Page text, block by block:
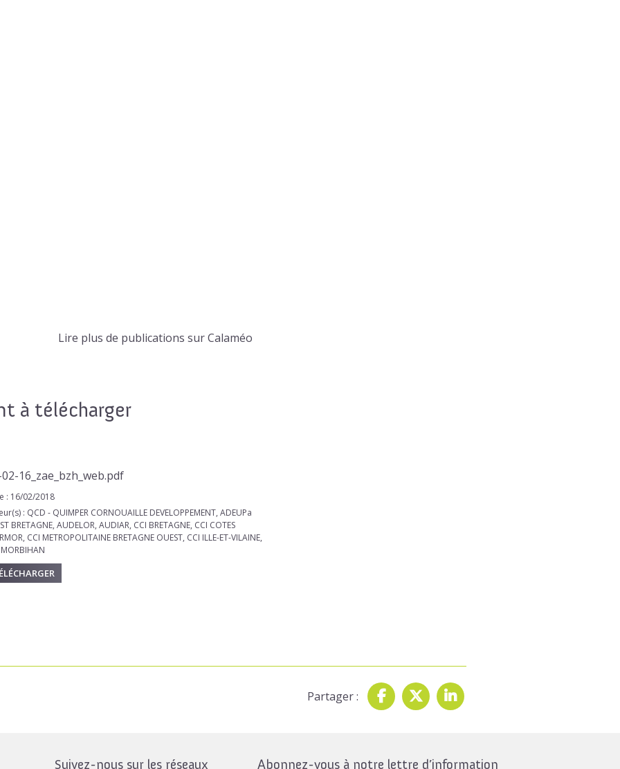
Lire plus de publications sur Calaméo
à télécharger
02-16_zae_bzh_web.pdf
: 16/02/2018
: QCD - QUIMPER CORNOUAILLE DEVELOPPEMENT, ADEUPa
BRETAGNE, AUDELOR, AUDIAR, CCI BRETAGNE, CCI COTES
CCI METROPOLITAINE BRETAGNE OUEST, CCI ILLE-ET-VILAINE,
Partager :
Suivez-nous sur les réseaux Abonnez-vous à notre lettre d’information